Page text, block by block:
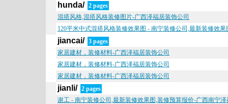
hunda/ 2 pages
混搭风格,混搭风格装修图片-广西泽福居装饰公司
120平米中式混搭风格装修效果图 - 南宁装修公司,最新装修效
jiancai/ 3 pages
家居建材，装修材料-广西泽福居装饰公司
家居建材，装修材料-广西泽福居装饰公司
家居建材，装修材料-广西泽福居装饰公司
jianli/ 2 pages
谢工 - 南宁装修公司,最新装修效果图,装修预算报价-广西南宁